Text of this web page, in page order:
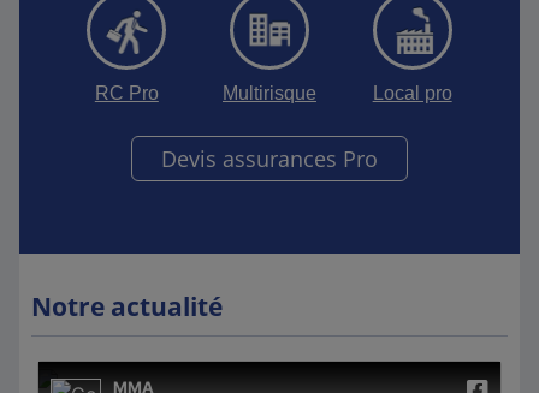
RC Pro Multirisque Local pro
Devis assurances Pro
Notre actualité